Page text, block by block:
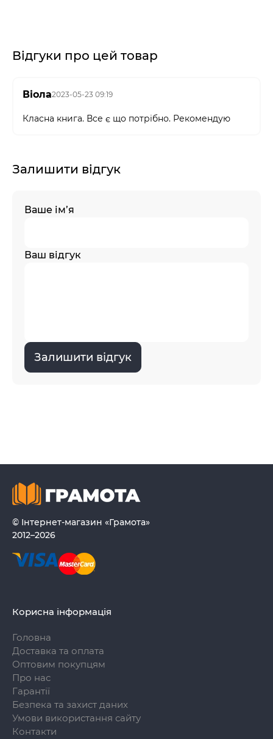
Відгуки про цей товар
Віола2023-05-23 09:19
Класна книга. Все є що потрібно. Рекомендую
Залишити відгук
Ваше ім’я
Ваш відгук
Залишити відгук
© Інтернет-магазин «Грамота»
2012–2026
Корисна інформація
Головна
Доставка та оплата
Оптовим покупцям
Про нас
Гарантії
Безпека та захист даних
Умови використання сайту
Контакти